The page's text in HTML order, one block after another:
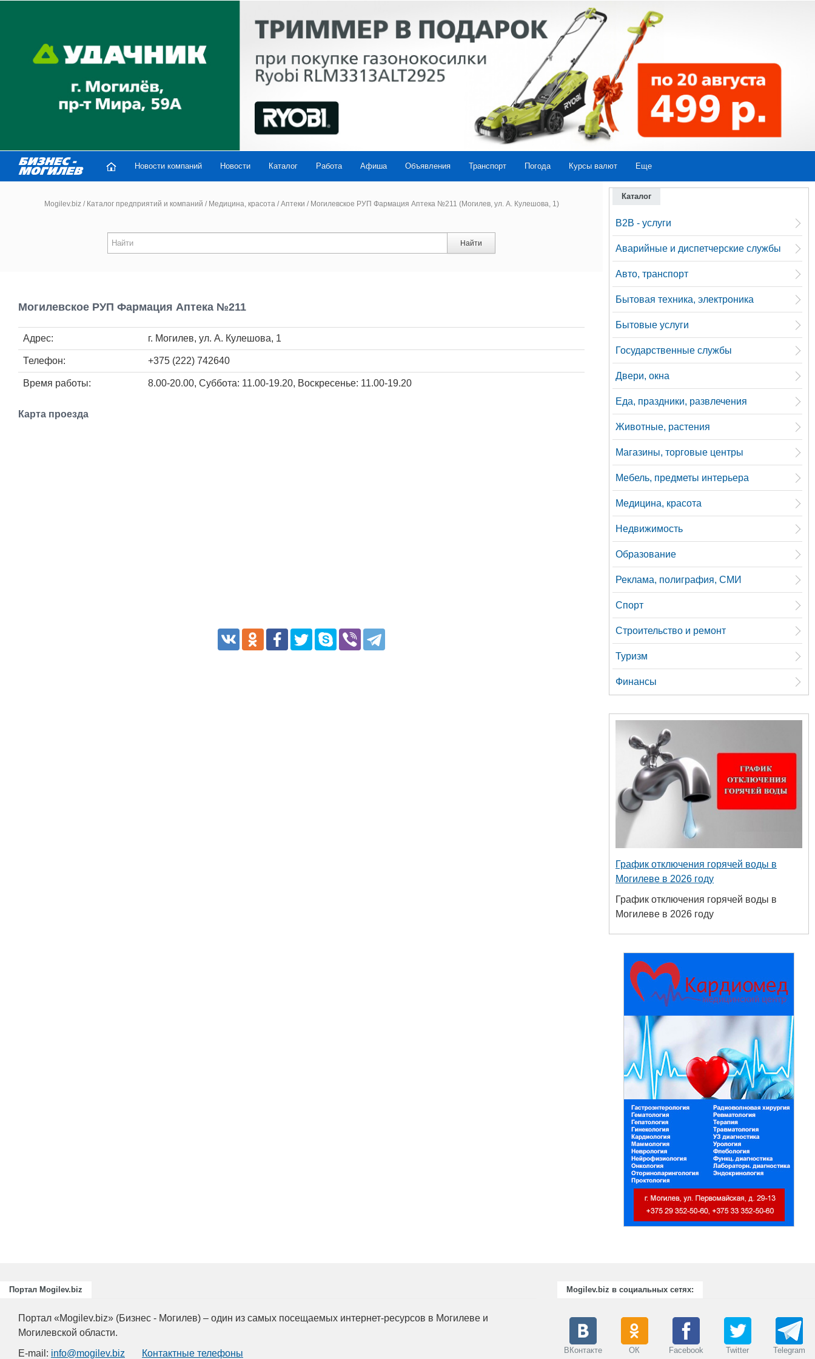
Новости компаний Новости Каталог Работа Афиша Объявления Транспорт Погода Курсы валют Еще
Mogilev.biz / Каталог предприятий и компаний / Медицина, красота / Аптеки /Могилевское РУП Фармация Аптека №211 (Могилев, ул. А. Кулешова, 1)
Найти
Могилевское РУП Фармация Аптека №211
Адрес: г. Могилев, ул. А. Кулешова, 1
Телефон: +375 (222) 742640
Время работы: 8.00-20.00, Суббота: 11.00-19.20, Воскресенье: 11.00-19.20
Карта проезда
Каталог
B2B - услуги
Аварийные и диспетчерские службы
Авто, транспорт
Бытовая техника, электроника
Бытовые услуги
Государственные службы
Двери, окна
Еда, праздники, развлечения
Животные, растения
Магазины, торговые центры
Мебель, предметы интерьера
Медицина, красота
Недвижимость
Образование
Реклама, полиграфия, СМИ
Спорт
Строительство и ремонт
Туризм
Финансы
График отключения горячей воды в
Могилеве в 2026 году
График отключения горячей воды в
Могилеве в 2026 году
Портал Mogilev.biz
Портал «Mogilev.biz» (Бизнес - Могилев) – один из самых посещаемых интернет-ресурсов в Могилеве и
Могилевской области.
E-mail: info@mogilev.biz Контактные телефоны
Mogilev.biz в социальных сетях:
ВКонтакте ОК Facebook Twitter Telegram